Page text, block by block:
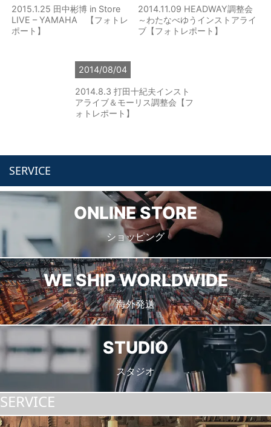
2015.1.25 田中彬博 in Store
LIVE – YAMAHA 【フォトレ
ポート】
2014.11.09 HEADWAY調整会
～わたなべゆうインストアライ
ブ【フォトレポート】
2014/08/04
2014.8.3 打田十紀夫インスト
アライブ＆モーリス調整会【フ
ォトレポート】
SERVICE
ONLINE STORE
ショッピング
WE SHIP WORLDWIDE
海外発送
STUDIO
スタジオ
SERVICE